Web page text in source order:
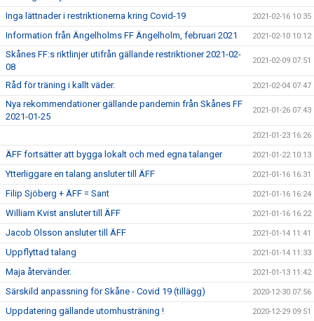
Inga lättnader i restriktionerna kring Covid-19 2021-02-16 10:35
Information från Ängelholms FF Ängelholm, februari 2021 2021-02-10 10:12
Skånes FF:s riktlinjer utifrån gällande restriktioner 2021-02-
08
2021-02-09 07:51
Råd för träning i kallt väder. 2021-02-04 07:47
Nya rekommendationer gällande pandemin från Skånes FF
2021-01-25
2021-01-26 07:43
2021-01-23 16:26
ÄFF fortsätter att bygga lokalt och med egna talanger 2021-01-22 10:13
Ytterliggare en talang ansluter till ÄFF 2021-01-16 16:31
Filip Sjöberg + ÄFF = Sant 2021-01-16 16:24
William Kvist ansluter till ÄFF 2021-01-16 16:22
Jacob Olsson ansluter till ÄFF 2021-01-14 11:41
Uppflyttad talang 2021-01-14 11:33
Maja återvänder. 2021-01-13 11:42
Särskild anpassning för Skåne - Covid 19 (tillägg) 2020-12-30 07:56
Uppdatering gällande utomhusträning ! 2020-12-29 09:51